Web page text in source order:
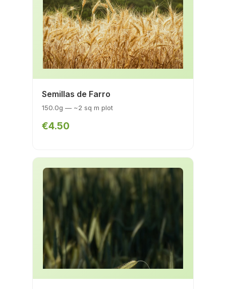
Semillas de Farro
150.0g — ~2 sq m plot
€4.50